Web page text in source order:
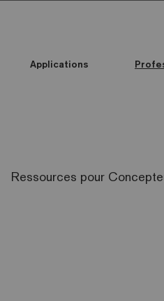
Applications
Ressources pour